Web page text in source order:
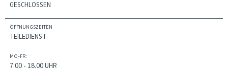
GESCHLOSSEN
ÖFFNUNGSZEITEN
TEILEDIENST
MO-FR:
7.00 - 18.00 UHR